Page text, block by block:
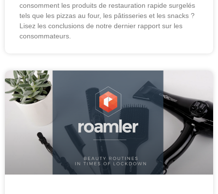
consomment les produits de restauration rapide surgelés
tels que les pizzas au four, les pâtisseries et les snacks ?
Lisez les conclusions de notre dernier rapport sur les
consommateurs.